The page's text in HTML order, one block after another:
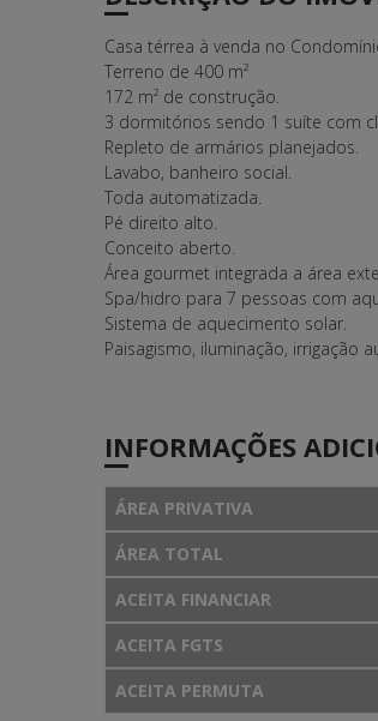
Casa térrea à venda no
Terreno de 400 m²
172 m² de construção.
3 dormitórios sendo 1 suíte com
Repleto de armários planejados.
Lavabo, banheiro social.
Toda automatizada.
Pé direito alto.
Conceito aberto.
Área gourmet integrada a área
Spa/hidro para 7 pessoas com
Sistema de aquecimento solar.
Paisagismo, iluminação, irrigação
INFORMAÇÕES
ÁREA PRIVATIVA
ÁREA TOTAL
ACEITA FINANCIAR
ACEITA FGTS
ACEITA PERMUTA